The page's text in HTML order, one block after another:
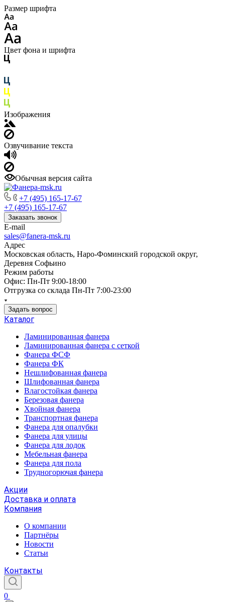
Размер шрифта
Цвет фона и шрифта
Изображения
Озвучивание текста
Обычная версия сайта
+7 (495) 165-17-67
+7 (495) 165-17-67
Заказать звонок
E-mail
sales@fanera-msk.ru
Адрес
Московская область, Наро-Фоминский городской округ,
Деревня Софьино
Режим работы
Офис: Пн-Пт 9:00-18:00
Отгрузка со склада Пн-Пт 7:00-23:00
Задать вопрос
Каталог
Ламинированная фанера
Ламинированная фанера с сеткой
Фанера ФСФ
Фанера ФК
Нешлифованная фанера
Шлифованная фанера
Влагостойкая фанера
Березовая фанера
Хвойная фанера
Транспортная фанера
Фанера для опалубки
Фанера для улицы
Фанера для лодок
Мебельная фанера
Фанера для пола
Трудногорючая фанера
Акции
Доставка и оплата
Компания
О компании
Партнёры
Новости
Статьи
Контакты
0